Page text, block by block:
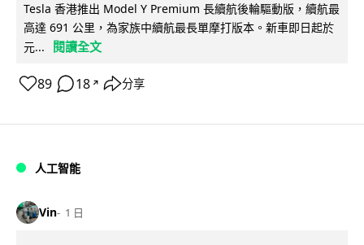
Tesla 香港推出 Model Y Premium 長續航後輪驅動版，續航最
高達 691 公里，為家族中續航最長單摩打版本。新車即日起於
元...
閱讀全文
89 18 ↗ 分享
人工智能
Vin 1 日